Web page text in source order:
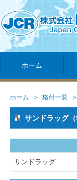
ホーム
ホーム 格付一覧
サンドラッグ（
サンドラッグ